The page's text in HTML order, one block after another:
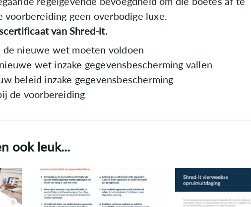
voorbereiding geen overbodige luxe.
van Shred-it.
de nieuwe wet moeten voldoen
wet inzake gegevensbescherming vallen
beleid inzake gegevensbescherming
de voorbereiding
ook leuk...